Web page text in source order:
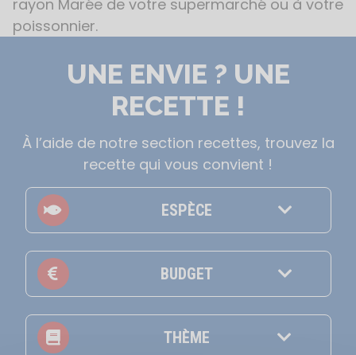
rayon Marée de votre supermarché ou à votre
poissonnier.
UNE ENVIE ? UNE
RECETTE !
À l’aide de notre section recettes, trouvez la
recette qui vous convient !
ESPÈCE
BUDGET
THÈME